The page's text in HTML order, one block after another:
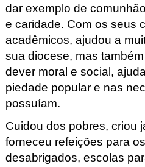
dar exemplo de
e caridade. Com os seus
acadêmicos, ajudou a
sua diocese, mas
dever moral e social,
piedade popular e nas
possuíam.
Cuidou dos pobres, criou
forneceu refeições para
desabrigados, escolas